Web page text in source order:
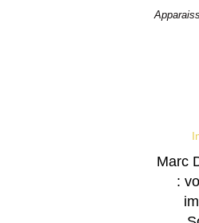
Marc
: